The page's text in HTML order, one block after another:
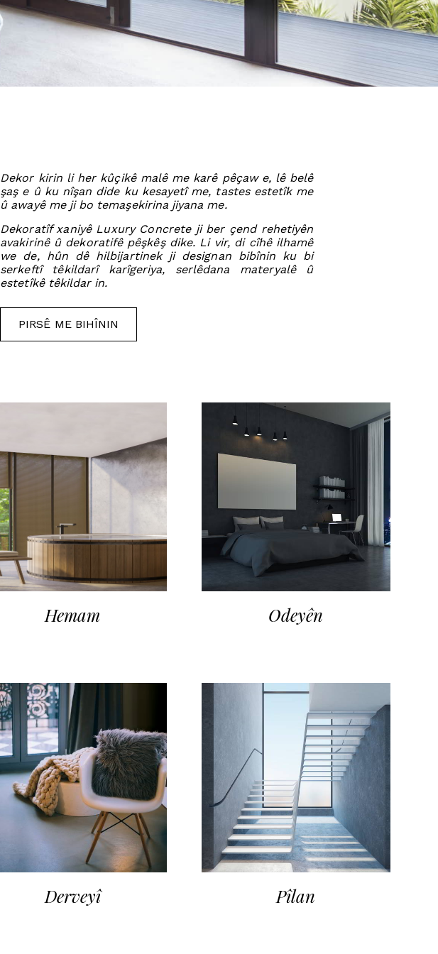
Dekor kirin li her kûçikê malê me karê pêçaw e, lê belê
şaş e û ku nîşan dide ku kesayetî me, tastes estetîk me
û awayê me ji bo temaşekirina jiyana me.
Dekoratîf xaniyê Luxury Concrete ji ber çend rehetiyên
avakirinê û dekoratifê pêşkêş dike. Li vir, di cîhê ilhamê
we de, hûn dê hilbijartinek ji designan bibînin ku bi
serkeftî têkildarî karîgeriya, serlêdana materyalê û
estetîkê têkildar in.
PIRSÊ ME BIHÎNIN
Hemam Odeyên
Derveyî Pîlan